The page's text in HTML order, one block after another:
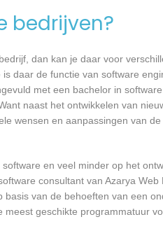
bedrijven?
dan kan je daar voor
daar de functie van software
met een bachelor in
naast het ontwikkelen van
wensen en aanpassingen van
en veel minder op het
consultant van Azarya
van de behoeften van een
geschikte programmatuur